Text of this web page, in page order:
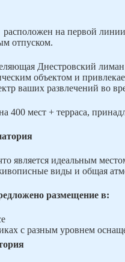
на первой
отпуском.
Днестровский
объектом и
ваших развлечений во
400 мест + терраса,
является идеальным
виды и общая
размещение в:
с разным уровнем